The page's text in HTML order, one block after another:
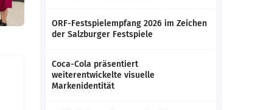
ORF-Festspielempfang 2026 im Zeichen
der Salzburger Festspiele
Coca-Cola präsentiert
weiterentwickelte visuelle
Markenidentität